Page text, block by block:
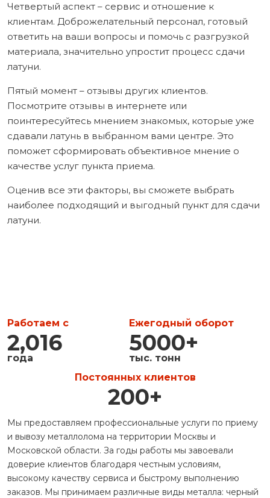
Четвертый аспект – сервис и отношение к
клиентам. Доброжелательный персонал, готовый
ответить на ваши вопросы и помочь с разгрузкой
материала, значительно упростит процесс сдачи
латуни.
Пятый момент – отзывы других клиентов.
Посмотрите отзывы в интернете или
поинтересуйтесь мнением знакомых, которые уже
сдавали латунь в выбранном вами центре. Это
поможет сформировать объективное мнение о
качестве услуг пункта приема.
Оценив все эти факторы, вы сможете выбрать
наиболее подходящий и выгодный пункт для сдачи
латуни.
Работаем с
2,016
года
Ежегодный оборот
5000+
тыс. тонн
Постоянных клиентов
200+
Мы предоставляем профессиональные услуги по приему
и вывозу металлолома на территории Москвы и
Московской области. За годы работы мы завоевали
доверие клиентов благодаря честным условиям,
высокому качеству сервиса и быстрому выполнению
заказов. Мы принимаем различные виды металла: черный